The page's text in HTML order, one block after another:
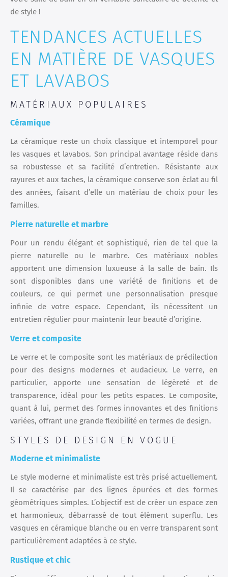
de style !
TENDANCES ACTUELLES
EN MATIÈRE DE VASQUES
ET LAVABOS
MATÉRIAUX POPULAIRES
Céramique
La céramique reste un choix classique et intemporel pour
les vasques et lavabos. Son principal avantage réside dans
sa robustesse et sa facilité d’entretien. Résistante aux
rayures et aux taches, la céramique conserve son éclat au fil
des années, faisant d’elle un matériau de choix pour les
familles.
Pierre naturelle et marbre
Pour un rendu élégant et sophistiqué, rien de tel que la
pierre naturelle ou le marbre. Ces matériaux nobles
apportent une dimension luxueuse à la salle de bain. Ils
sont disponibles dans une variété de finitions et de
couleurs, ce qui permet une personnalisation presque
infinie de votre espace. Cependant, ils nécessitent un
entretien régulier pour maintenir leur beauté d’origine.
Verre et composite
Le verre et le composite sont les matériaux de prédilection
pour des designs modernes et audacieux. Le verre, en
particulier, apporte une sensation de légèreté et de
transparence, idéal pour les petits espaces. Le composite,
quant à lui, permet des formes innovantes et des finitions
variées, offrant une grande flexibilité en termes de design.
STYLES DE DESIGN EN VOGUE
Moderne et minimaliste
Le style moderne et minimaliste est très prisé actuellement.
Il se caractérise par des lignes épurées et des formes
géométriques simples. L’objectif est de créer un espace zen
et harmonieux, débarrassé de tout élément superflu. Les
vasques en céramique blanche ou en verre transparent sont
particulièrement adaptées à ce style.
Rustique et chic